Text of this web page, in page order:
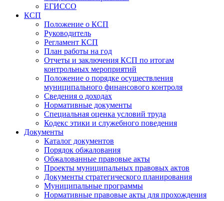
ЕГИССО
КСП
Положение о КСП
Руководитель
Регламент КСП
План работы на год
Отчеты и заключения КСП по итогам
контрольных мероприятий
Положение о порядке осуществления
муниципального финансового контроля
Сведения о доходах
Нормативные документы
Специальная оценка условий труда
Кодекс этики и служебного поведения
Документы
Каталог документов
Порядок обжалования
Обжалованные правовые акты
Проекты муниципальных правовых актов
Документы стратегического планирования
Муниципальные программы
Нормативные правовые акты для прохождения